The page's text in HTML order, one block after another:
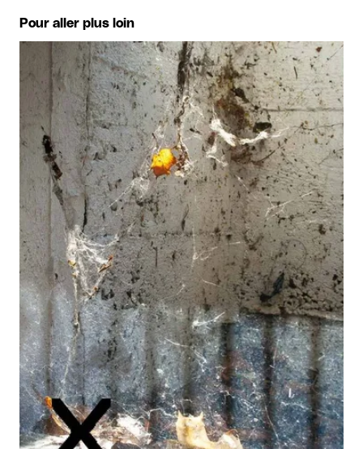
Pour aller plus loin